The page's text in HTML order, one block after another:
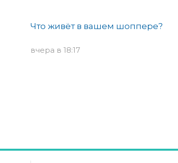
Что живёт в вашем шоппере?
вчера в 18:17